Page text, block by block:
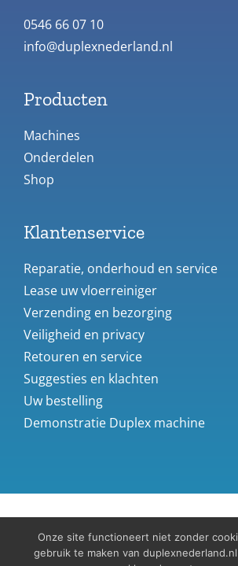
0546 66 07 10
info@duplexnederland.nl
Producten
Machines
Onderdelen
Shop
Klantenservice
Reparatie, onderhoud en service
Lease uw vloerreiniger
Verzending en bezorging
Veiligheid en privacy
Retouren en service
Suggesties en klachten
Uw bestelling
Demonstratie Duplex machine
Bekijk ook:Innovi BV–
COPYRIGHT
Onze site functioneert niet zonder
gebruik te maken van